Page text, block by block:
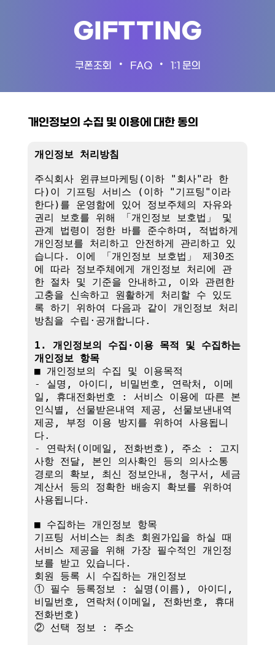
GIFTTING
쿠폰조회 • FAQ • 1:1 문의
개인정보의 수집 및 이용에 대한 동의
개인정보 처리방침
주식회사 윈큐브마케팅(이하 "회사"라 한
다)이 기프팅 서비스 (이하 "기프팅"이라
한다)를 운영함에 있어 정보주체의 자유와
권리 보호를 위해 「개인정보 보호법」 및
관계 법령이 정한 바를 준수하며, 적법하게
개인정보를 처리하고 안전하게 관리하고 있
습니다. 이에 「개인정보 보호법」 제30조
에 따라 정보주체에게 개인정보 처리에 관
한 절차 및 기준을 안내하고, 이와 관련한
고충을 신속하고 원활하게 처리할 수 있도
록 하기 위하여 다음과 같이 개인정보 처리
방침을 수립·공개합니다.
1. 개인정보의 수집·이용 목적 및 수집하는
개인정보 항목
■ 개인정보의 수집 및 이용목적
- 실명, 아이디, 비밀번호, 연락처, 이메
일, 휴대전화번호 : 서비스 이용에 따른 본
인식별, 선물받은내역 제공, 선물보낸내역
제공, 부정 이용 방지를 위하여 사용됩니
다.
- 연락처(이메일, 전화번호), 주소 : 고지
사항 전달, 본인 의사확인 등의 의사소통
경로의 확보, 최신 정보안내, 청구서, 세금
계산서 등의 정확한 배송지 확보를 위하여
사용됩니다.
■ 수집하는 개인정보 항목
기프팅 서비스는 최초 회원가입을 하실 때
서비스 제공을 위해 가장 필수적인 개인정
보를 받고 있습니다.
회원 등록 시 수집하는 개인정보
① 필수 등록정보 : 실명(이름), 아이디,
비밀번호, 연락처(이메일, 전화번호, 휴대
전화번호)
② 선택 정보 : 주소